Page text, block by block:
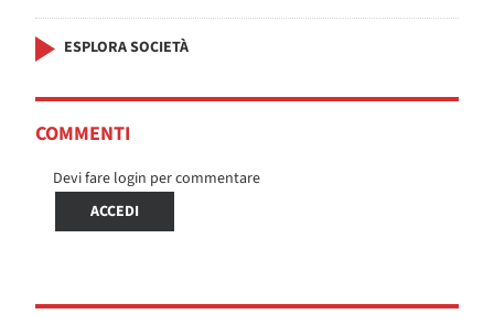
ESPLORA SOCIETÀ
COMMENTI
Devi fare login per commentare
ACCEDI